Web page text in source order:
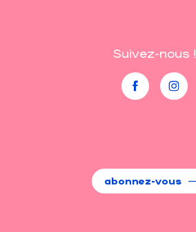
Suivez-nous !
abonnez-vous